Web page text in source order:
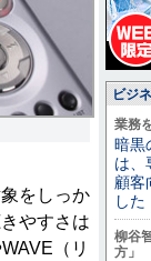
をしっか
やすさは
（リ
ビジ
業務
暗黒
は、
顧客
した
柳谷
方」